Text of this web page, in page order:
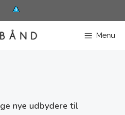
Menu
nye udbydere til